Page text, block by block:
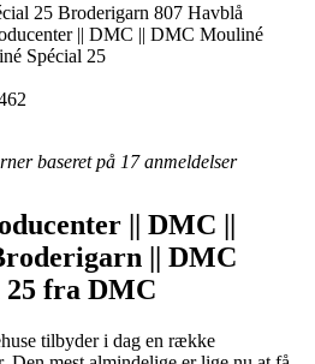
25 Broderigarn 807 Havblå
|| DMC || DMC Mouliné
Spécial 25
baseret på 17anmeldelser
|| DMC ||
|| DMC
25 fra DMC
tilbyder i dag en række